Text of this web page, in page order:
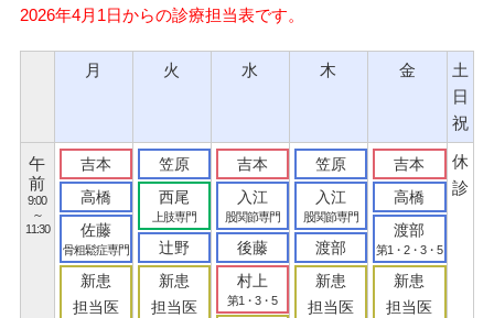
2026年4月1日からの診療担当表です。
月 火 水 木 金
土
日
祝
午
前
9:00
～
11:30
吉本
高橋
佐藤
骨粗鬆症専門
新患
担当医
笠原
西尾
上肢専門
辻野
新患
担当医
吉本
入江
股関節専門
後藤
村上
第1・3・5
笠原
入江
股関節専門
渡部
新患
担当医
吉本
高橋
渡部
第1・2・3・5
新患
担当医
休
診